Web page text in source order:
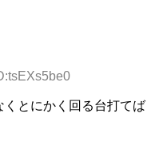
とにかく回る台打てば